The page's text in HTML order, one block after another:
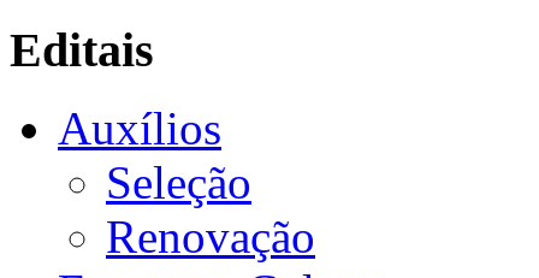
Editais
Auxílios
Seleção
Renovação